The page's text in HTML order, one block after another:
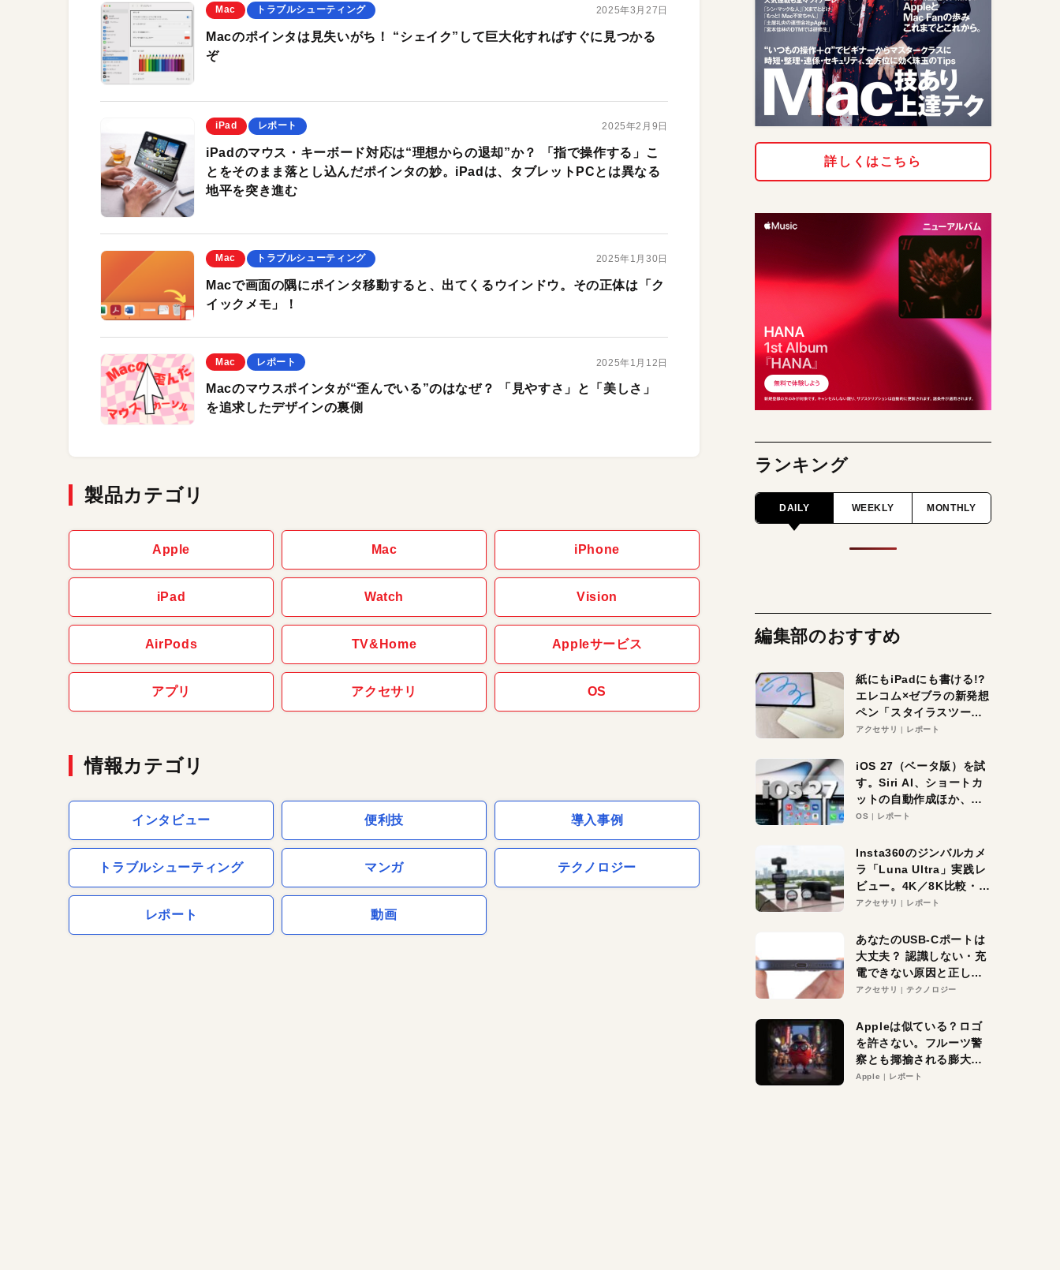
Mac トラブルシューティング 2025年3月27日
Macのポインタは見失いがち！ “シェイク”して巨大化すればすぐに見つかる
ぞ
iPad レポート 2025年2月9日
iPadのマウス・キーボード対応は“理想からの退却”か？ 「指で操作する」こ
とをそのまま落とし込んだポインタの妙。iPadは、タブレットPCとは異なる
地平を突き進む
Mac トラブルシューティング 2025年1月30日
Macで画面の隅にポインタ移動すると、出てくるウインドウ。その正体は「ク
イックメモ」！
Mac レポート 2025年1月12日
Macのマウスポインタが“歪んでいる”のはなぜ？ 「見やすさ」と「美しさ」
を追求したデザインの裏側
製品カテゴリ
Apple Mac iPhone
iPad Watch Vision
AirPods TV&Home Appleサービス
アプリ アクセサリ OS
情報カテゴリ
インタビュー 便利技 導入事例
トラブルシューティング マンガ テクノロジー
レポート 動画
詳しくはこちら
ランキング
DAILY WEEKLY MONTHLY
編集部のおすすめ
紙にもiPadにも書ける!?
エレコム×ゼブラの新発想
ペン「スタイラスツーウ
ェイ」レビュー。持ち替
アクセサリ レポート
iOS 27（ベータ版）を試
す。Siri AI、ショートカ
ットの自動作成ほか、期
待大の便利機能5選。
る未来はすぐそこ！
OS レポート
Insta360のジンバルカメ
ラ「Luna Ultra」実践レ
ビュー。4K／8K比較・ズ
ーム・夜間撮影をチェッ
アクセサリ レポート
あなたのUSB-Cポートは
大丈夫？ 認識しない・充
電できない原因と正しい
対策
アクセサリ テクノロジー
Appleは似ている？ロゴ
を許さない。フルーツ警
察とも揶揄される膨大な
異議申し立て。対象は非
Apple レポート